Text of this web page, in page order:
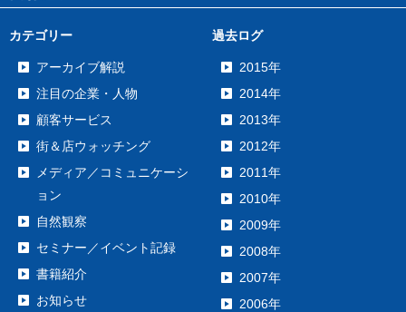
カテゴリー
アーカイブ解説
注目の企業・人物
顧客サービス
街＆店ウォッチング
メディア／コミュニケーシ
ョン
自然観察
セミナー／イベント記録
書籍紹介
お知らせ
過去ログ
2015年
2014年
2013年
2012年
2011年
2010年
2009年
2008年
2007年
2006年